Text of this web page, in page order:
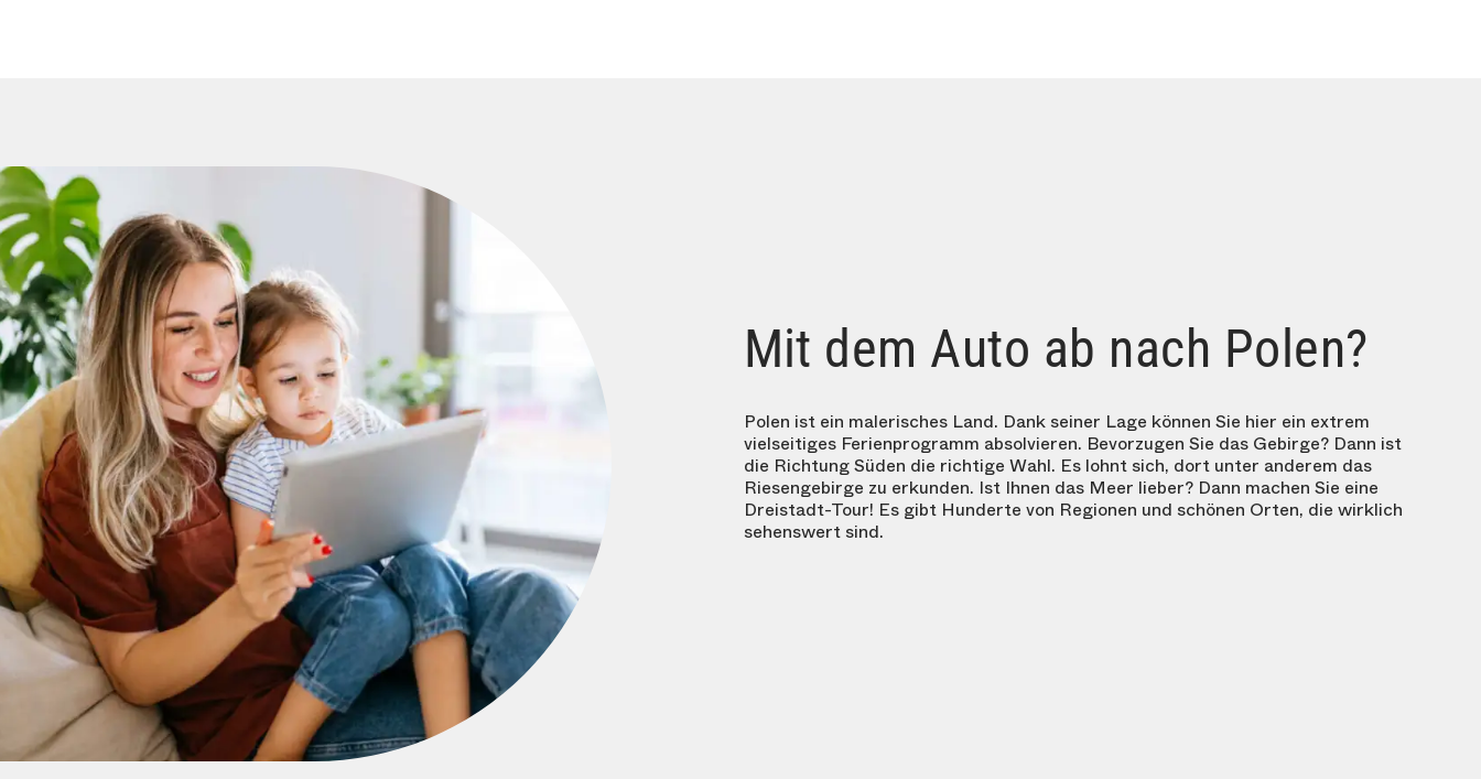
Mit dem Auto ab nach Polen?
Polen ist ein malerisches Land. Dank seiner Lage können Sie hier ein extrem
vielseitiges Ferienprogramm absolvieren. Bevorzugen Sie das Gebirge? Dann ist
die Richtung Süden die richtige Wahl. Es lohnt sich, dort unter anderem das
Riesengebirge zu erkunden. Ist Ihnen das Meer lieber? Dann machen Sie eine
Dreistadt-Tour! Es gibt Hunderte von Regionen und schönen Orten, die wirklich
sehenswert sind.